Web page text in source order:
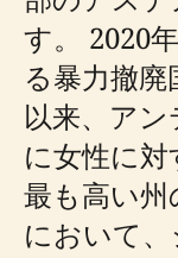
す。 2020
る暴力撤
以来、ア
に女性に
最も高い
において